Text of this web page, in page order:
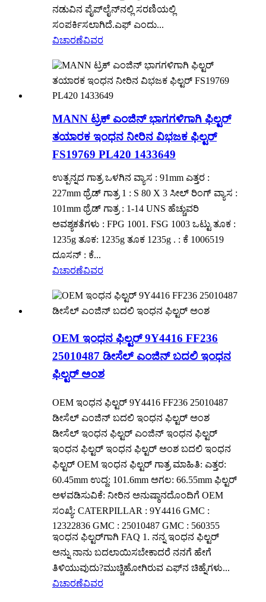
ನಡುವಿನ ಪೈಪ್‌ಲೈನ್‌ನಲ್ಲಿ ಸರಣಿಯಲ್ಲಿ
ಸಂಪರ್ಕಿಸಲಾಗಿದೆ.ಎಫ್ ಎಂದು...
ವಿಚಾರಣೆವಿವರ
MANN ಟ್ರಕ್ ಎಂಜಿನ್ ಭಾಗಗಳಿಗಾಗಿ ಫಿಲ್ಟರ್
ತಯಾರಕ ಇಂಧನ ನೀರಿನ ವಿಭಜಕ ಫಿಲ್ಟರ್
FS19769 PL420 1433649
ಉತ್ಪನ್ನದ ಗಾತ್ರ ಒಳಗಿನ ವ್ಯಾಸ : 91mm ಎತ್ತರ :
227mm ಥ್ರೆಡ್ ಗಾತ್ರ 1 : S 80 X 3 ಸೀಲ್ ರಿಂಗ್ ವ್ಯಾಸ :
101mm ಥ್ರೆಡ್ ಗಾತ್ರ : 1-14 UNS ಹೆಚ್ಚುವರಿ
ಅವಶ್ಯಕತೆಗಳು : FPG 1001. FSG 1003 ಒಟ್ಟು ತೂಕ :
1235g ತೂಕ: 1235g ತೂಕ 1235g . : ಕೆ 1006519
ದೂಸನ್ : ಕೆ...
ವಿಚಾರಣೆವಿವರ
OEM ಇಂಧನ ಫಿಲ್ಟರ್ 9Y4416 FF236
25010487 ಡೀಸೆಲ್ ಎಂಜಿನ್ ಬದಲಿ ಇಂಧನ
ಫಿಲ್ಟರ್ ಅಂಶ
OEM ಇಂಧನ ಫಿಲ್ಟರ್ 9Y4416 FF236 25010487
ಡೀಸೆಲ್ ಎಂಜಿನ್ ಬದಲಿ ಇಂಧನ ಫಿಲ್ಟರ್ ಅಂಶ
ಡೀಸೆಲ್ ಇಂಧನ ಫಿಲ್ಟರ್ ಎಂಜಿನ್ ಇಂಧನ ಫಿಲ್ಟರ್
ಇಂಧನ ಫಿಲ್ಟರ್ ಇಂಧನ ಫಿಲ್ಟರ್ ಅಂಶ ಬದಲಿ ಇಂಧನ
ಫಿಲ್ಟರ್ OEM ಇಂಧನ ಫಿಲ್ಟರ್ ಗಾತ್ರ ಮಾಹಿತಿ: ಎತ್ತರ:
60.45mm ಉದ್ದ: 101.6mm ಅಗಲ: 66.55mm ಫಿಲ್ಟರ್
ಅಳವಡಿಸುವಿಕೆ: ನೀರಿನ ಅನುಷ್ಠಾನದೊಂದಿಗೆ OEM
ಸಂಖ್ಯೆ: CATERPILLAR : 9Y4416 GMC :
12322836 GMC : 25010487 GMC : 560355
ಇಂಧನ ಫಿಲ್ಟರ್‌ಗಾಗಿ FAQ 1. ನನ್ನ ಇಂಧನ ಫಿಲ್ಟರ್
ಅನ್ನು ನಾನು ಬದಲಾಯಿಸಬೇಕಾದರೆ ನನಗೆ ಹೇಗೆ
ತಿಳಿಯುವುದು?ಮುಚ್ಚಿಹೋಗಿರುವ ಎಫ್‌ನ ಚಿಹ್ನೆಗಳು...
ವಿಚಾರಣೆವಿವರ